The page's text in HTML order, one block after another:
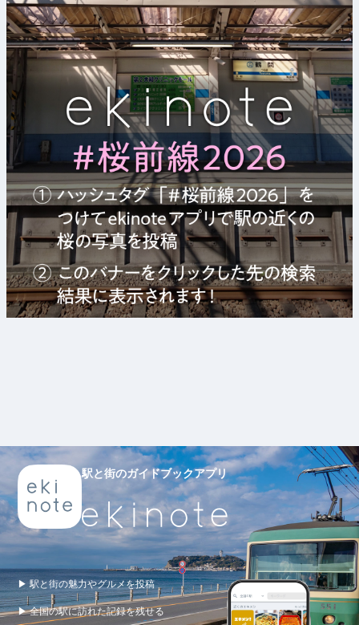
駅と街のガイドブックアプリ
▶ 駅と街の魅力やグルメを投稿
▶ 全国の駅に訪れた記録を残せる